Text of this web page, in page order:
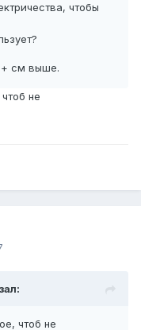
чтобы
+ см выше.
не
чтоб не